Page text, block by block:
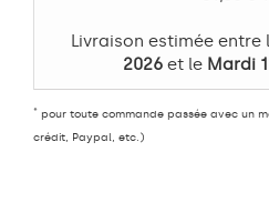
Livraison estimée entre
2026 et le Mardi
* pour toute commande passée avec un
crédit, Paypal, etc.)